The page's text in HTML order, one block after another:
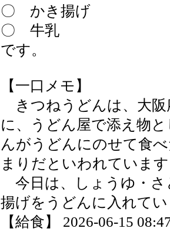
〇 かき揚げ
〇 牛乳
です。
【一口メモ】
きつねうどんは、大阪
に、うどん屋で添え物
んがうどんにのせて食
まりだといわれていま
今日は、しょうゆ・さ
揚げをうどんに入れて
【給食】 2026-06-15